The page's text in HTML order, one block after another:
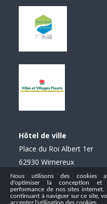
Hôtel de ville
Place du Roi Albert 1er
62930 Wimereux
Tél. : 03 21 99 85 85
Nous utilisons des cookies
d'optimiser la conception et
performance de nos sites internet.
continuant à naviguer sur ce site,
acceptez l'utilisation des cookies.